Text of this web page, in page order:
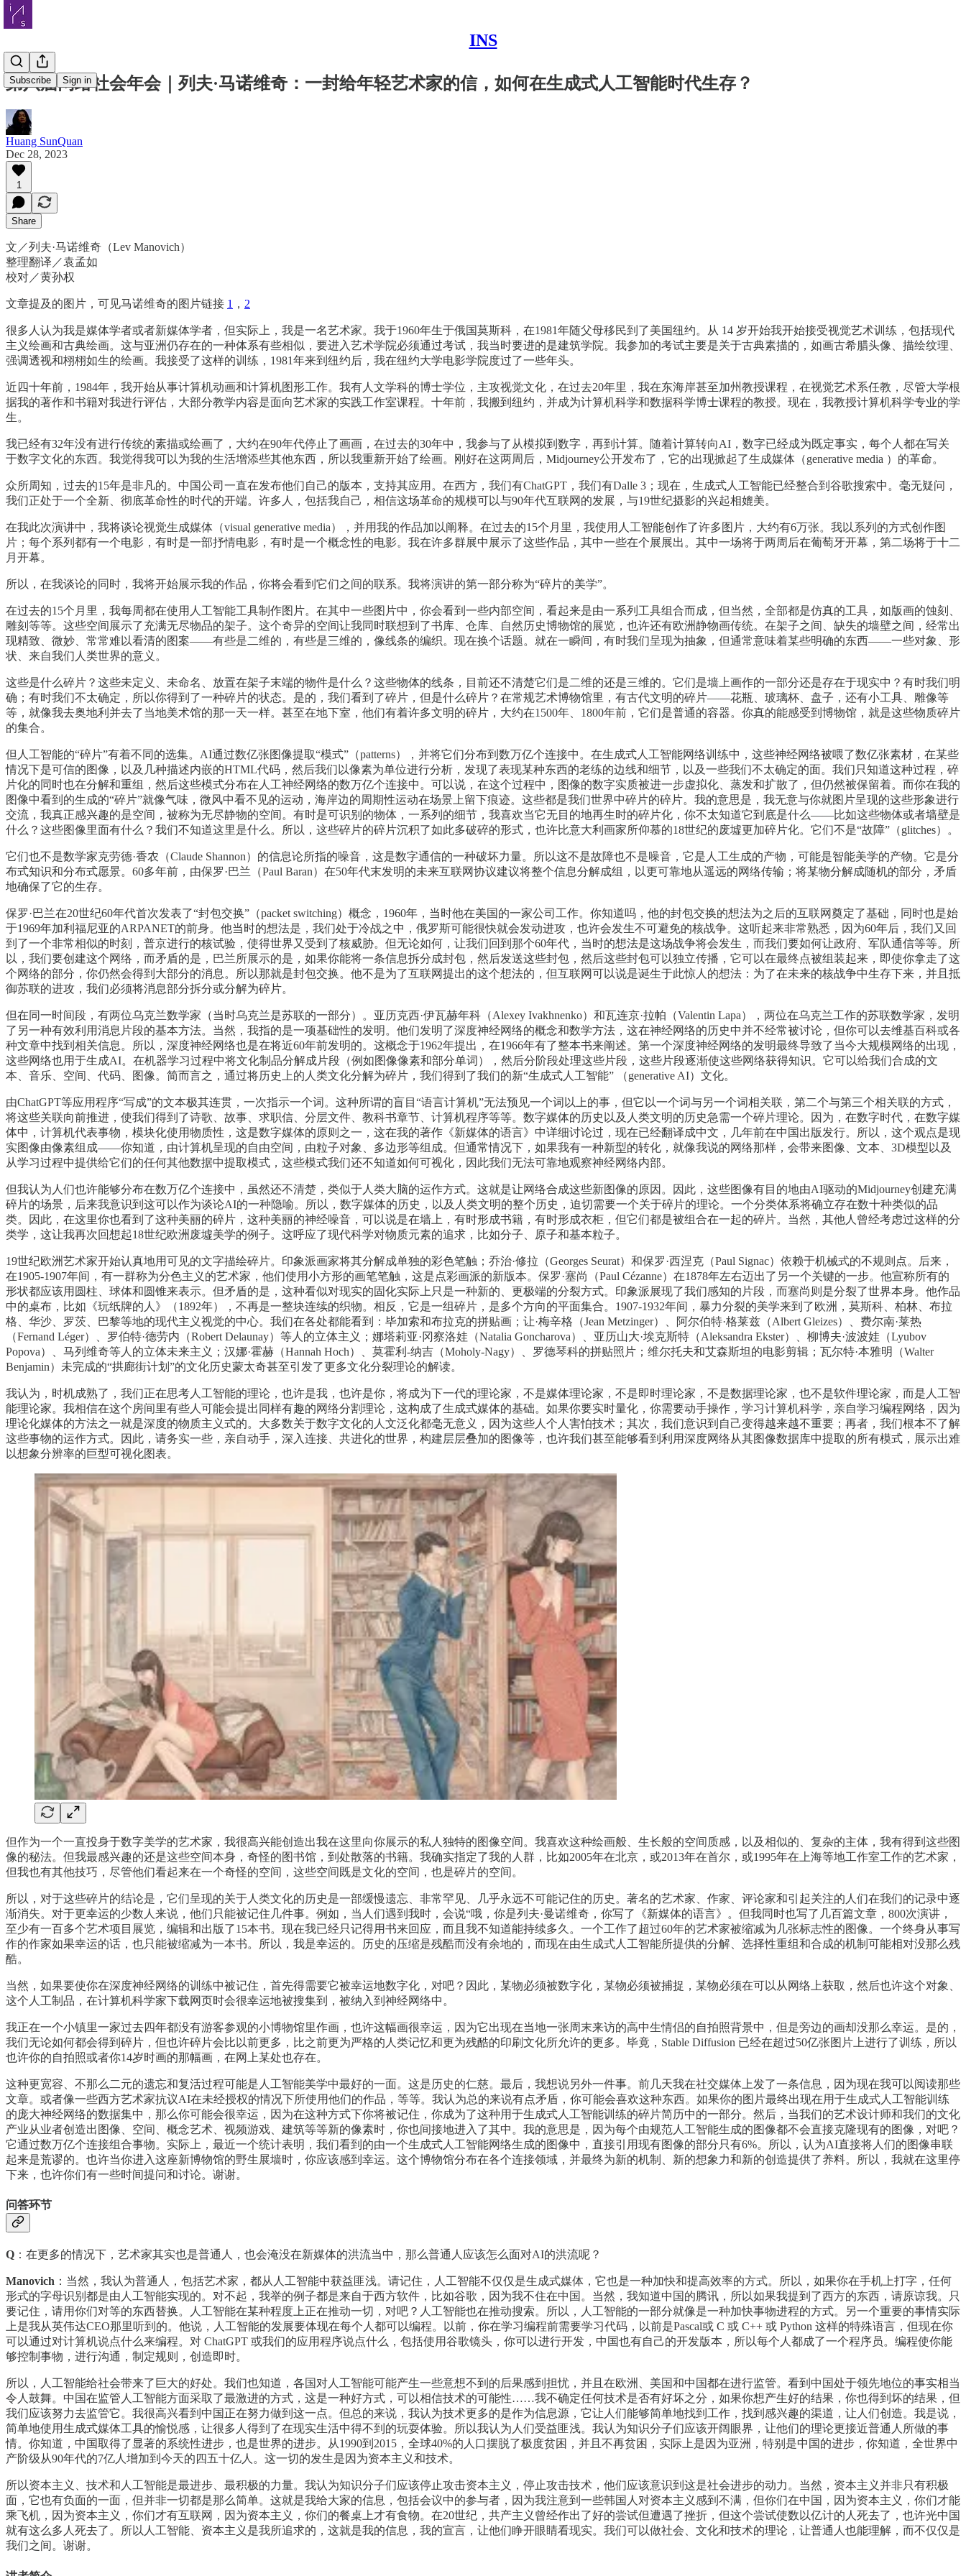
INS
Subscribe Sign in
第八届网络社会年会｜列夫·马诺维奇：一封给年轻艺术家的信，如何在生成式人工智能时代生存？
Huang SunQuan
Dec 28, 2023
1
Share
文／列夫·马诺维奇（Lev Manovich）
整理翻译／袁孟如
校对／黄孙权
文章提及的图片，可见马诺维奇的图片链接 1 ， 2
很多人认为我是媒体学者或者新媒体学者，但实际上，我是一名艺术家。我于1960年生于俄国莫斯科，在1981年随父母移民到了美国纽约。从 14 岁开始我开始接受视觉艺术训练，包括现代
主义绘画和古典绘画。这与亚洲仍存在的一种体系有些相似，要进入艺术学院必须通过考试，我当时要进的是建筑学院。我参加的考试主要是关于古典素描的，如画古希腊头像、描绘纹理、
强调透视和栩栩如生的绘画。我接受了这样的训练，1981年来到纽约后，我在纽约大学电影学院度过了一些年头。
近四十年前，1984年，我开始从事计算机动画和计算机图形工作。我有人文学科的博士学位，主攻视觉文化，在过去20年里，我在东海岸甚至加州教授课程，在视觉艺术系任教，尽管大学根
据我的著作和书籍对我进行评估，大部分教学内容是面向艺术家的实践工作室课程。十年前，我搬到纽约，并成为计算机科学和数据科学博士课程的教授。现在，我教授计算机科学专业的学
生。
我已经有32年没有进行传统的素描或绘画了，大约在90年代停止了画画，在过去的30年中，我参与了从模拟到数字，再到计算。随着计算转向AI，数字已经成为既定事实，每个人都在写关
于数字文化的东西。我觉得我可以为我的生活增添些其他东西，所以我重新开始了绘画。刚好在这两周后，Midjourney公开发布了，它的出现掀起了生成媒体（generative media ）的革命。
众所周知，过去的15年是非凡的。中国公司一直在发布他们自己的版本，支持其应用。在西方，我们有ChatGPT，我们有Dalle 3；现在，生成式人工智能已经整合到谷歌搜索中。毫无疑问，
我们正处于一个全新、彻底革命性的时代的开端。许多人，包括我自己，相信这场革命的规模可以与90年代互联网的发展，与19世纪摄影的兴起相媲美。
在我此次演讲中，我将谈论视觉生成媒体（visual generative media），并用我的作品加以阐释。在过去的15个月里，我使用人工智能创作了许多图片，大约有6万张。我以系列的方式创作图
片；每个系列都有一个电影，有时是一部抒情电影，有时是一个概念性的电影。我在许多群展中展示了这些作品，其中一些在个展展出。其中一场将于两周后在葡萄牙开幕，第二场将于十二
月开幕。
所以，在我谈论的同时，我将开始展示我的作品，你将会看到它们之间的联系。我将演讲的第一部分称为“碎片的美学”。
在过去的15个月里，我每周都在使用人工智能工具制作图片。在其中一些图片中，你会看到一些内部空间，看起来是由一系列工具组合而成，但当然，全部都是仿真的工具，如版画的蚀刻、
雕刻等等。这些空间展示了充满无尽物品的架子。这个奇异的空间让我同时联想到了书库、仓库、自然历史博物馆的展览，也许还有欧洲静物画传统。在架子之间、缺失的墙壁之间，经常出
现精致、微妙、常常难以看清的图案——有些是二维的，有些是三维的，像线条的编织。现在换个话题。就在一瞬间，有时我们呈现为抽象，但通常意味着某些明确的东西——一些对象、形
状、来自我们人类世界的意义。
这些是什么碎片？这些未定义、未命名、放置在架子末端的物件是什么？这些物体的线条，目前还不清楚它们是二维的还是三维的。它们是墙上画作的一部分还是存在于现实中？有时我们明
确；有时我们不太确定，所以你得到了一种碎片的状态。是的，我们看到了碎片，但是什么碎片？在常规艺术博物馆里，有古代文明的碎片——花瓶、玻璃杯、盘子，还有小工具、雕像等
等，就像我去奥地利并去了当地美术馆的那一天一样。甚至在地下室，他们有着许多文明的碎片，大约在1500年、1800年前，它们是普通的容器。你真的能感受到博物馆，就是这些物质碎片
的集合。
但人工智能的“碎片”有着不同的选集。AI通过数亿张图像提取“模式”（patterns），并将它们分布到数万亿个连接中。在生成式人工智能网络训练中，这些神经网络被喂了数亿张素材，在某些
情况下是可信的图像，以及几种描述内嵌的HTML代码，然后我们以像素为单位进行分析，发现了表现某种东西的老练的边线和细节，以及一些我们不太确定的面。我们只知道这种过程，碎
片化的同时也在分解和重组，然后这些模式分布在人工神经网络的数万亿个连接中。可以说，在这个过程中，图像的数字实质被进一步虚拟化、蒸发和扩散了，但仍然被保留着。而你在我的
图像中看到的生成的“碎片”就像气味，微风中看不见的运动，海岸边的周期性运动在场景上留下痕迹。这些都是我们世界中碎片的碎片。我的意思是，我无意与你就图片呈现的这些形象进行
交流，我真正感兴趣的是空间，被称为无尽静物的空间。有时是可识别的物体，一系列的细节，我喜欢当它无目的地再生时的碎片化，你不太知道它到底是什么——比如这些物体或者墙壁是
什么？这些图像里面有什么？我们不知道这里是什么。所以，这些碎片的碎片沉积了如此多破碎的形式，也许比意大利画家所仰慕的18世纪的废墟更加碎片化。它们不是“故障”（glitches）。
它们也不是数学家克劳德·香农（Claude Shannon）的信息论所指的噪音，这是数字通信的一种破坏力量。所以这不是故障也不是噪音，它是人工生成的产物，可能是智能美学的产物。它是分
布式知识和分布式愿景。60多年前，由保罗·巴兰（Paul Baran）在50年代末发明的未来互联网协议建议将整个信息分解成组，以更可靠地从遥远的网络传输；将某物分解成随机的部分，矛盾
地确保了它的生存。
保罗·巴兰在20世纪60年代首次发表了“封包交换”（packet switching）概念，1960年，当时他在美国的一家公司工作。你知道吗，他的封包交换的想法为之后的互联网奠定了基础，同时也是始
于1969年加利福尼亚的ARPANET的前身。他当时的想法是，我们处于冷战之中，俄罗斯可能很快就会发动进攻，也许会发生不可避免的核战争。这听起来非常熟悉，因为60年后，我们又回
到了一个非常相似的时刻，普京进行的核试验，使得世界又受到了核威胁。但无论如何，让我们回到那个60年代，当时的想法是这场战争将会发生，而我们要如何让政府、军队通信等等。所
以，我们要创建这个网络，而矛盾的是，巴兰所展示的是，如果你能将一条信息拆分成封包，然后发送这些封包，然后这些封包可以独立传播，它可以在最终点被组装起来，即使你拿走了这
个网络的部分，你仍然会得到大部分的消息。所以那就是封包交换。他不是为了互联网提出的这个想法的，但互联网可以说是诞生于此惊人的想法：为了在未来的核战争中生存下来，并且抵
御苏联的进攻，我们必须将消息部分拆分或分解为碎片。
但在同一时间段，有两位乌克兰数学家（当时乌克兰是苏联的一部分）。亚历克西·伊瓦赫年科（Alexey Ivakhnenko）和瓦连京·拉帕（Valentin Lapa），两位在乌克兰工作的苏联数学家，发明
了另一种有效利用消息片段的基本方法。当然，我指的是一项基础性的发明。他们发明了深度神经网络的概念和数学方法，这在神经网络的历史中并不经常被讨论，但你可以去维基百科或各
种文章中找到相关信息。所以，深度神经网络也是在将近60年前发明的。这概念于1962年提出，在1966年有了整本书来阐述。第一个深度神经网络的发明最终导致了当今大规模网络的出现，
这些网络也用于生成AI。在机器学习过程中将文化制品分解成片段（例如图像像素和部分单词），然后分阶段处理这些片段，这些片段逐渐使这些网络获得知识。它可以给我们合成的文
本、音乐、空间、代码、图像。简而言之，通过将历史上的人类文化分解为碎片，我们得到了我们的新“生成式人工智能” （generative AI）文化。
由ChatGPT等应用程序“写成”的文本极其连贯，一次指示一个词。这种所谓的盲目“语言计算机”无法预见一个词以上的事，但它以一个词与另一个词相关联，第二个与第三个相关联的方式，
将这些关联向前推进，使我们得到了诗歌、故事、求职信、分层文件、教科书章节、计算机程序等等。数字媒体的历史以及人类文明的历史急需一个碎片理论。因为，在数字时代，在数字媒
体中，计算机代表事物，模块化使用物质性，这是数字媒体的原则之一，这在我的著作《新媒体的语言》中详细讨论过，现在已经翻译成中文，几年前在中国出版发行。所以，这个观点是现
实图像由像素组成——你知道，由计算机呈现的自由空间，由粒子对象、多边形等组成。但通常情况下，如果我有一种新型的转化，就像我说的网络那样，会带来图像、文本、3D模型以及
从学习过程中提供给它们的任何其他数据中提取模式，这些模式我们还不知道如何可视化，因此我们无法可靠地观察神经网络内部。
但我认为人们也许能够分布在数万亿个连接中，虽然还不清楚，类似于人类大脑的运作方式。这就是让网络合成这些新图像的原因。因此，这些图像有目的地由AI驱动的Midjourney创建充满
碎片的场景，后来我意识到这可以作为谈论AI的一种隐喻。所以，数字媒体的历史，以及人类文明的整个历史，迫切需要一个关于碎片的理论。一个分类体系将确立存在数十种类似的品
类。因此，在这里你也看到了这种美丽的碎片，这种美丽的神经噪音，可以说是在墙上，有时形成书籍，有时形成衣柜，但它们都是被组合在一起的碎片。当然，其他人曾经考虑过这样的分
类学，这让我再次回想起18世纪欧洲废墟美学的例子。这呼应了现代科学对物质元素的追求，比如分子、原子和基本粒子。
19世纪欧洲艺术家开始认真地用可见的文字描绘碎片。印象派画家将其分解成单独的彩色笔触；乔治·修拉（Georges Seurat）和保罗·西涅克（Paul Signac）依赖于机械式的不规则点。后来，
在1905-1907年间，有一群称为分色主义的艺术家，他们使用小方形的画笔笔触，这是点彩画派的新版本。保罗·塞尚（Paul Cézanne）在1878年左右迈出了另一个关键的一步。他宣称所有的
形状都应该用圆柱、球体和圆锥来表示。但矛盾的是，这种看似对现实的固化实际上只是一种新的、更极端的分裂方式。印象派展现了我们感知的片段，而塞尚则是分裂了世界本身。他作品
中的桌布，比如《玩纸牌的人》（1892年），不再是一整块连续的织物。相反，它是一组碎片，是多个方向的平面集合。1907-1932年间，暴力分裂的美学来到了欧洲，莫斯科、柏林、布拉
格、华沙、罗茨、巴黎等地的现代主义视觉的中心。我们在各处都能看到：毕加索和布拉克的拼贴画；让·梅辛格（Jean Metzinger）、阿尔伯特·格莱兹（Albert Gleizes）、费尔南·莱热
（Fernand Léger）、罗伯特·德劳内（Robert Delaunay）等人的立体主义；娜塔莉亚·冈察洛娃（Natalia Goncharova）、亚历山大·埃克斯特（Aleksandra Ekster）、柳博夫·波波娃（Lyubov
Popova）、马列维奇等人的立体未来主义；汉娜·霍赫（Hannah Hoch）、莫霍利-纳吉（Moholy-Nagy）、罗德琴科的拼贴照片；维尔托夫和艾森斯坦的电影剪辑；瓦尔特·本雅明（Walter
Benjamin）未完成的“拱廊街计划”的文化历史蒙太奇甚至引发了更多文化分裂理论的解读。
我认为，时机成熟了，我们正在思考人工智能的理论，也许是我，也许是你，将成为下一代的理论家，不是媒体理论家，不是即时理论家，不是数据理论家，也不是软件理论家，而是人工智
能理论家。我相信在这个房间里有些人可能会提出同样有趣的网络分割理论，这构成了生成式媒体的基础。如果你要实时量化，你需要动手操作，学习计算机科学，亲自学习编程网络，因为
理论化媒体的方法之一就是深度的物质主义式的。大多数关于数字文化的人文泛化都毫无意义，因为这些人个人害怕技术；其次，我们意识到自己变得越来越不重要；再者，我们根本不了解
这些事物的运作方式。因此，请务实一些，亲自动手，深入连接、共进化的世界，构建层层叠加的图像等，也许我们甚至能够看到利用深度网络从其图像数据库中提取的所有模式，展示出难
以想象分辨率的巨型可视化图表。
但作为一个一直投身于数字美学的艺术家，我很高兴能创造出我在这里向你展示的私人独特的图像空间。我喜欢这种绘画般、生长般的空间质感，以及相似的、复杂的主体，我有得到这些图
像的秘法。但我最感兴趣的还是这些空间本身，奇怪的图书馆，到处散落的书籍。我确实指定了我的人群，比如2005年在北京，或2013年在首尔，或1995年在上海等地工作室工作的艺术家，
但我也有其他技巧，尽管他们看起来在一个奇怪的空间，这些空间既是文化的空间，也是碎片的空间。
所以，对于这些碎片的结论是，它们呈现的关于人类文化的历史是一部缓慢遗忘、非常罕见、几乎永远不可能记住的历史。著名的艺术家、作家、评论家和引起关注的人们在我们的记录中逐
渐消失。对于更幸运的少数人来说，他们只能被记住几件事。例如，当人们遇到我时，会说“哦，你是列夫·曼诺维奇，你写了《新媒体的语言》。但我同时也写了几百篇文章，800次演讲，
至少有一百多个艺术项目展览，编辑和出版了15本书。现在我已经只记得用书来回应，而且我不知道能持续多久。一个工作了超过60年的艺术家被缩减为几张标志性的图像。一个终身从事写
作的作家如果幸运的话，也只能被缩减为一本书。所以，我是幸运的。历史的压缩是残酷而没有余地的，而现在由生成式人工智能所提供的分解、选择性重组和合成的机制可能相对没那么残
酷。
当然，如果要使你在深度神经网络的训练中被记住，首先得需要它被幸运地数字化，对吧？因此，某物必须被数字化，某物必须被捕捉，某物必须在可以从网络上获取，然后也许这个对象、
这个人工制品，在计算机科学家下载网页时会很幸运地被搜集到，被纳入到神经网络中。
我正在一个小镇里一家过去四年都没有游客参观的小博物馆里作画，也许这幅画很幸运，因为它出现在当地一张周末来访的高中生情侣的自拍照背景中，但是旁边的画却没那么幸运。是的，
我们无论如何都会得到碎片，但也许碎片会比以前更多，比之前更为严格的人类记忆和更为残酷的印刷文化所允许的更多。毕竟，Stable Diffusion 已经在超过50亿张图片上进行了训练，所以
也许你的自拍照或者你14岁时画的那幅画，在网上某处也存在。
这种更宽容、不那么二元的遗忘和复活过程可能是人工智能美学中最好的一面。这是历史的仁慈。最后，我想说另外一件事。前几天我在社交媒体上发了一条信息，因为现在我可以阅读那些
文章。或者像一些西方艺术家抗议AI在未经授权的情况下所使用他们的作品，等等。我认为总的来说有点矛盾，你可能会喜欢这种东西。如果你的图片最终出现在用于生成式人工智能训练
的庞大神经网络的数据集中，那么你可能会很幸运，因为在这种方式下你将被记住，你成为了这种用于生成式人工智能训练的碎片简历中的一部分。然后，当我们的艺术设计师和我们的文化
产业从业者创造出图像、空间、概念艺术、视频游戏、建筑等等新的像素时，你也间接地进入了其中。我的意思是，因为每个由规范人工智能生成的图像都不会直接克隆现有的图像，对吧？
它通过数万亿个连接组合事物。实际上，最近一个统计表明，我们看到的由一个生成式人工智能网络生成的图像中，直接引用现有图像的部分只有6%。所以，认为AI直接将人们的图像串联
起来是荒谬的。也许当你进入这座新博物馆的野生展墙时，你应该感到幸运。这个博物馆分布在各个连接领域，并最终为新的机制、新的想象力和新的创造提供了养料。所以，我就在这里停
下来，也许你们有一些时间提问和讨论。谢谢。
问答环节
Q ：在更多的情况下，艺术家其实也是普通人，也会淹没在新媒体的洪流当中，那么普通人应该怎么面对AI的洪流呢？
Manovich ：当然，我认为普通人，包括艺术家，都从人工智能中获益匪浅。请记住，人工智能不仅仅是生成式媒体，它也是一种加快和提高效率的方式。所以，如果你在手机上打字，任何
形式的字母识别都是由人工智能实现的。对不起，我举的例子都是来自于西方软件，比如谷歌，因为我不住在中国。当然，我知道中国的腾讯，所以如果我提到了西方的东西，请原谅我。只
要记住，请用你们对等的东西替换。人工智能在某种程度上正在推动一切，对吧？人工智能也在推动搜索。所以，人工智能的一部分就像是一种加快事物进程的方式。另一个重要的事情实际
上是我从英伟达CEO那里听到的。他说，人工智能的发展要体现在每个人都可以编程。以前，你在学习编程前需要学习代码，以前是Pascal或 C 或 C++ 或 Python 这样的特殊语言，但现在你
可以通过对计算机说点什么来编程。对 ChatGPT 或我们的应用程序说点什么，包括使用谷歌镜头，你可以进行开发，中国也有自己的开发版本，所以每个人都成了一个程序员。编程使你能
够控制事物，进行沟通，制定规则，创造即时。
所以，人工智能给社会带来了巨大的好处。我们也知道，各国对人工智能可能产生一些意想不到的后果感到担忧，并且在欧洲、美国和中国都在进行监管。看到中国处于领先地位的事实相当
令人鼓舞。中国在监管人工智能方面采取了最激进的方式，这是一种好方式，可以相信技术的可能性……我不确定任何技术是否有好坏之分，如果你想产生好的结果，你也得到坏的结果，但
我们应该努力去监管它。我很高兴看到中国正在努力做到这一点。但总的来说，我认为技术更多的是作为信息源，它让人们能够简单地找到工作，找到感兴趣的渠道，让人们创造。我是说，
简单地使用生成式媒体工具的愉悦感，让很多人得到了在现实生活中得不到的玩耍体验。所以我认为人们受益匪浅。我认为知识分子们应该开阔眼界，让他们的理论更接近普通人所做的事
情。你知道，中国取得了显著的系统性进步，也是世界的进步。从1990到2015，全球40%的人口摆脱了极度贫困，并且不再贫困，实际上是因为亚洲，特别是中国的进步，你知道，全世界中
产阶级从90年代的7亿人增加到今天的四五十亿人。这一切的发生是因为资本主义和技术。
所以资本主义、技术和人工智能是最进步、最积极的力量。我认为知识分子们应该停止攻击资本主义，停止攻击技术，他们应该意识到这是社会进步的动力。当然，资本主义并非只有积极
面，它也有负面的一面，但并非一切都是那么简单。这就是我给大家的信息，包括会议中的参与者，因为我注意到一些韩国人对资本主义感到不满，但你们在中国，因为资本主义，你们才能
乘飞机，因为资本主义，你们才有互联网，因为资本主义，你们的餐桌上才有食物。在20世纪，共产主义曾经作出了好的尝试但遭遇了挫折，但这个尝试使数以亿计的人死去了，也许光中国
就有这么多人死去了。所以人工智能、资本主义是我所追求的，这就是我的信息，我的宣言，让他们睁开眼睛看现实。我们可以做社会、文化和技术的理论，让普通人也能理解，而不仅仅是
我们之间。谢谢。